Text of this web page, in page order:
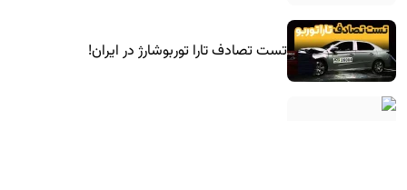
تست تصادف تارا توربوشارژ در ایران!